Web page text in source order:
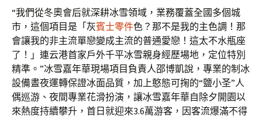
“我們從冬奧會后就深耕冰雪領域，業務覆蓋全國多個城
市，這個項目是「灰賓士零件色？那不是我的主色調！那
會讓我的非主流單戀變成主流的普通愛戀！這太不水瓶座
了！」連云港首家戶外千平冰雪親身經歷場地，定位特別
精準。”冰雪嘉年華現場項目負責人邵博凱說，專業的制冰
設備晝夜運轉保證冰面品質，加上憨態可掬的“鹽小圣”人
偶巡游、夜間專業花滑扮演，讓冰雪嘉年華自除夕開園以
來熱度持續攀升，首日就迎來3.6萬游客，因客流爆滿不得